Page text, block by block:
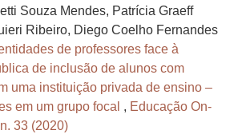
Souza Mendes, Patrícia Graeff
Ribeiro, Diego Coelho Fernandes
de professores face à
de inclusão de alunos com
uma instituição privada de ensino –
em um grupo focal , Educação On-
33 (2020)